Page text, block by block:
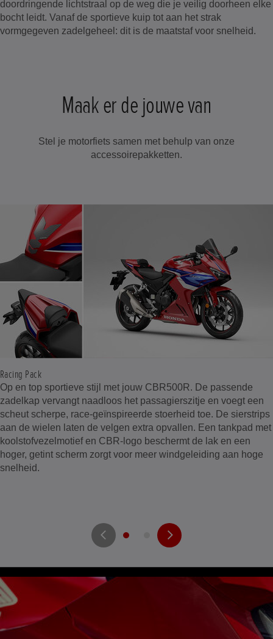
doordringende lichtstraal op de weg die je veilig doorheen elke
bocht leidt. Vanaf de sportieve kuip tot aan het strak
vormgegeven zadelgeheel: dit is de maatstaf voor snelheid.
Maak er de jouwe van
Stel je motorfiets samen met behulp van onze
accessoirepakketten.
Racing Pack
Op en top sportieve stijl met jouw CBR500R. De passende
zadelkap vervangt naadloos het passagierszitje en voegt een
scheut scherpe, race-geïnspireerde stoerheid toe. De sierstrips
aan de wielen laten de velgen extra opvallen. Een tankpad met
koolstofvezelmotief en CBR-logo beschermt de lak en een
hoger, getint scherm zorgt voor meer windgeleiding aan hoge
snelheid.